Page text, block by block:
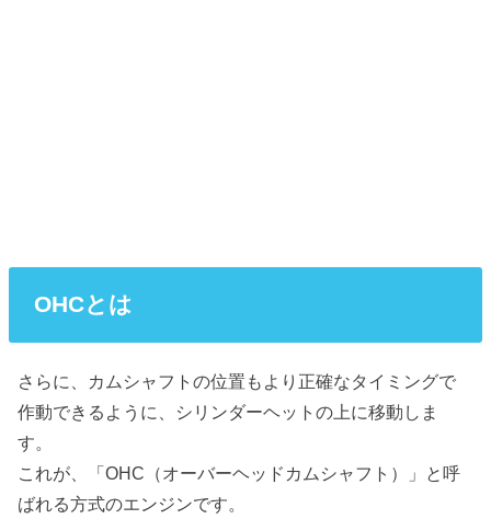
OHCとは
さらに、カムシャフトの位置もより正確なタイミングで
作動できるように、シリンダーヘットの上に移動しま
す。
これが、「OHC（オーバーヘッドカムシャフト）」と呼
ばれる方式のエンジンです。